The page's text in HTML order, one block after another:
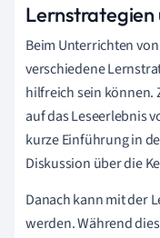
Lernstrategien
Beim Unterrichten
verschiedene
hilfreich sein können.
auf das Leseerlebnis
kurze Einführung in
Diskussion über die
Danach kann mit der
werden. Während